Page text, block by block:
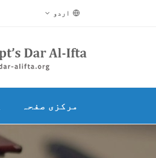
اردو
مرکزی صفحہ